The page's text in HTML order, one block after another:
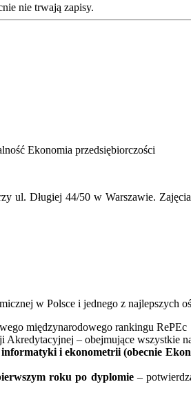
nie trwają zapisy.
Ekonomia przedsiębiorczości
Długiej 44/50 w Warszawie.
w Polsce i jednego z najlepszych
międzynarodowego rankingu RePEc
Akredytacyjnej – obejmujące wszystkie
i ekonometrii (obecnie
roku po dyplomie–